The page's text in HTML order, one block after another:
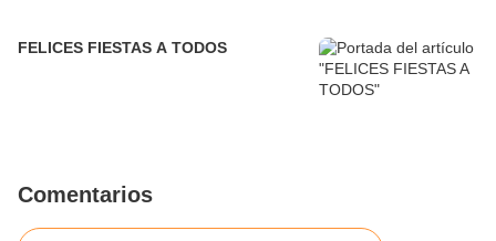
FELICES FIESTAS A TODOS
Comentarios